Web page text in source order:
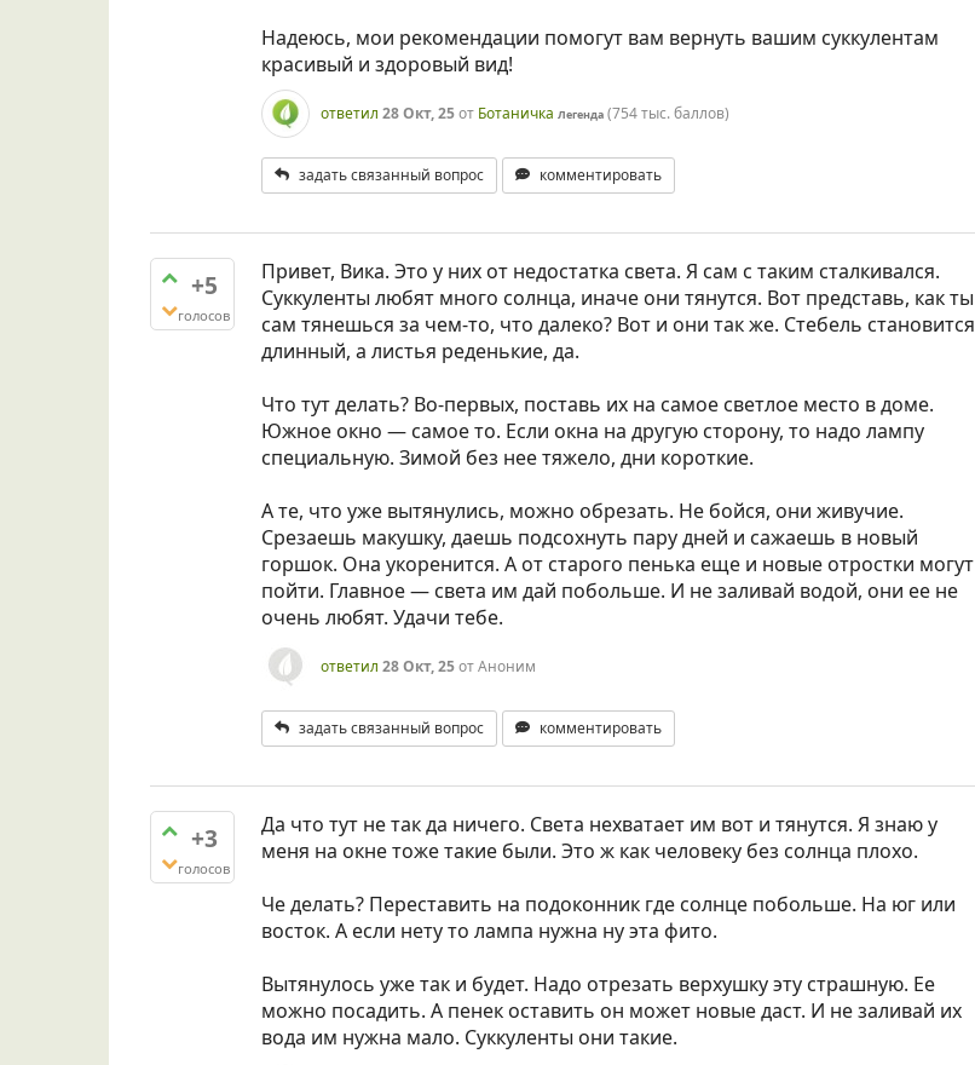
Надеюсь, мои рекомендации помогут вам вернуть вашим суккулентам
красивый и здоровый вид!
ответил 28 Окт, 25от Ботаничка Легенда (754 тыс.баллов)
задать связанный вопрос комментировать
+5
голосов
Привет, Вика. Это у них от недостатка света. Я сам с таким сталкивался.
Суккуленты любят много солнца, иначе они тянутся. Вот представь, как ты
сам тянешься за чем-то, что далеко? Вот и они так же. Стебель становится
длинный, а листья реденькие, да.
Что тут делать? Во-первых, поставь их на самое светлое место в доме.
Южное окно — самое то. Если окна на другую сторону, то надо лампу
специальную. Зимой без нее тяжело, дни короткие.
А те, что уже вытянулись, можно обрезать. Не бойся, они живучие.
Срезаешь макушку, даешь подсохнуть пару дней и сажаешь в новый
горшок. Она укоренится. А от старого пенька еще и новые отростки могут
пойти. Главное — света им дай побольше. И не заливай водой, они ее не
очень любят. Удачи тебе.
ответил 28 Окт, 25отАноним
задать связанный вопрос комментировать
+3
голосов
Да что тут не так да ничего. Света нехватает им вот и тянутся. Я знаю у
меня на окне тоже такие были. Это ж как человеку без солнца плохо.
Че делать? Переставить на подоконник где солнце побольше. На юг или
восток. А если нету то лампа нужна ну эта фито.
Вытянулось уже так и будет. Надо отрезать верхушку эту страшную. Ее
можно посадить. А пенек оставить он может новые даст. И не заливай их
вода им нужна мало. Суккуленты они такие.